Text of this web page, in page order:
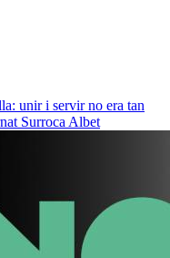
unir i servir no era tan
Surroca Albet